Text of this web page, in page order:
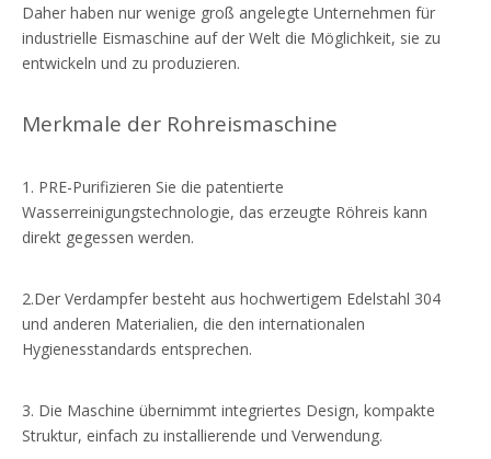
Daher haben nur wenige groß angelegte Unternehmen für
industrielle Eismaschine auf der Welt die Möglichkeit, sie zu
entwickeln und zu produzieren.
Merkmale der Rohreismaschine
1. PRE-Purifizieren Sie die patentierte
Wasserreinigungstechnologie, das erzeugte Röhreis kann
direkt gegessen werden.
2.Der Verdampfer besteht aus hochwertigem Edelstahl 304
und anderen Materialien, die den internationalen
Hygienesstandards entsprechen.
3. Die Maschine übernimmt integriertes Design, kompakte
Struktur, einfach zu installierende und Verwendung.